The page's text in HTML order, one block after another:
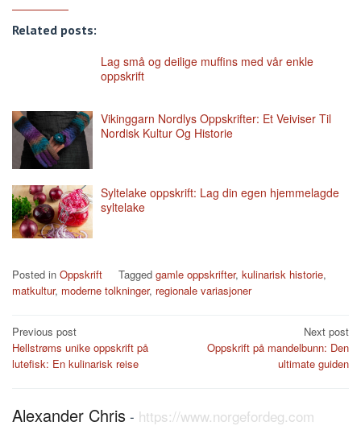
Related posts:
Lag små og deilige muffins med vår enkle
oppskrift
Vikinggarn Nordlys Oppskrifter: Et Veiviser Til
Nordisk Kultur Og Historie
Syltelake oppskrift: Lag din egen hjemmelagde
syltelake
Posted in Oppskrift Tagged gamle oppskrifter, kulinarisk historie,
matkultur, moderne tolkninger, regionale variasjoner
Post
navigation
Previous post
Hellstrøms unike oppskrift på
lutefisk: En kulinarisk reise
Next post
Oppskrift på mandelbunn: Den
ultimate guiden
Alexander Chris - https://www.norgefordeg.com